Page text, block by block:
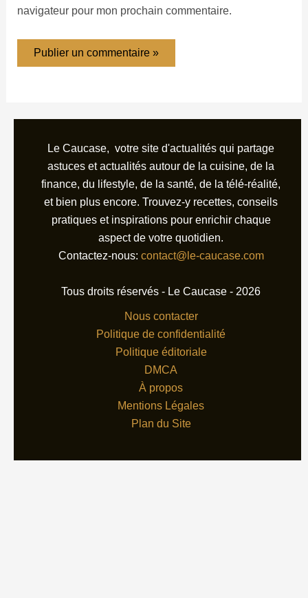
navigateur pour mon prochain commentaire.
Le Caucase, votre site d'actualités qui partage
astuces et actualités autour de la cuisine, de la
finance, du lifestyle, de la santé, de la télé-réalité,
et bien plus encore. Trouvez-y recettes, conseils
pratiques et inspirations pour enrichir chaque
aspect de votre quotidien.
Contactez-nous: contact@le-caucase.com
Tous droits réservés - Le Caucase - 2026
Nous contacter
Politique de confidentialité
Politique éditoriale
DMCA
À propos
Mentions Légales
Plan du Site